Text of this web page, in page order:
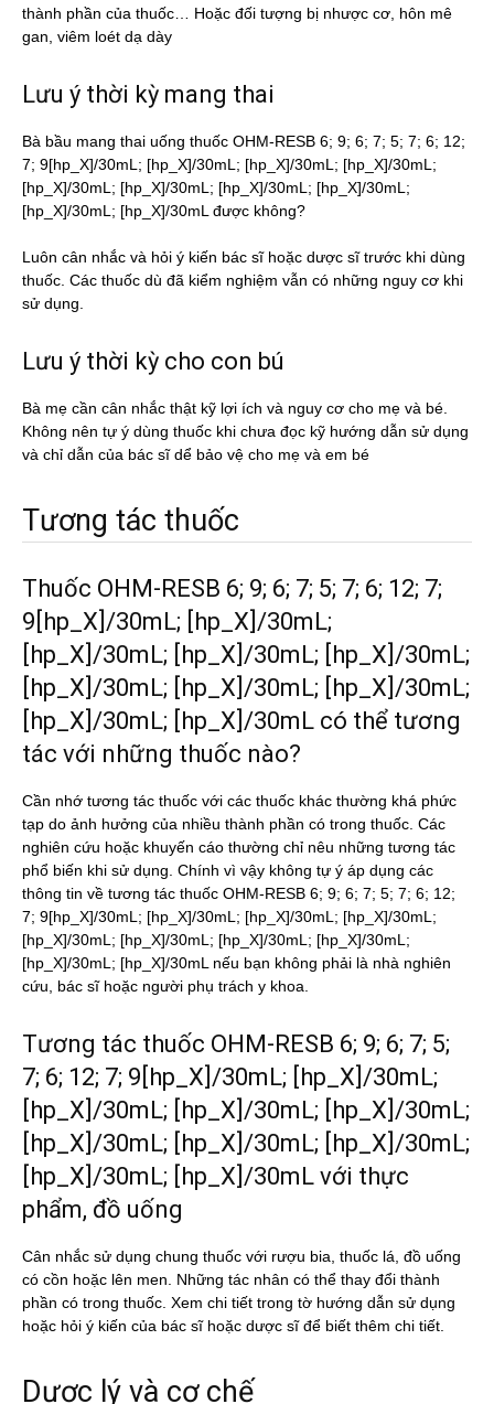
thành phần của thuốc… Hoặc đối tượng bị nhược cơ, hôn mê
gan, viêm loét dạ dày
Lưu ý thời kỳ mang thai
Bà bầu mang thai uống thuốc OHM-RESB 6; 9; 6; 7; 5; 7; 6; 12;
7; 9[hp_X]/30mL; [hp_X]/30mL; [hp_X]/30mL; [hp_X]/30mL;
[hp_X]/30mL; [hp_X]/30mL; [hp_X]/30mL; [hp_X]/30mL;
[hp_X]/30mL; [hp_X]/30mL được không?
Luôn cân nhắc và hỏi ý kiến bác sĩ hoặc dược sĩ trước khi dùng
thuốc. Các thuốc dù đã kiểm nghiệm vẫn có những nguy cơ khi
sử dụng.
Lưu ý thời kỳ cho con bú
Bà mẹ cần cân nhắc thật kỹ lợi ích và nguy cơ cho mẹ và bé.
Không nên tự ý dùng thuốc khi chưa đọc kỹ hướng dẫn sử dụng
và chỉ dẫn của bác sĩ dể bảo vệ cho mẹ và em bé
Tương tác thuốc
Thuốc OHM-RESB 6; 9; 6; 7; 5; 7; 6; 12; 7;
9[hp_X]/30mL; [hp_X]/30mL;
[hp_X]/30mL; [hp_X]/30mL; [hp_X]/30mL;
[hp_X]/30mL; [hp_X]/30mL; [hp_X]/30mL;
[hp_X]/30mL; [hp_X]/30mL có thể tương
tác với những thuốc nào?
Cần nhớ tương tác thuốc với các thuốc khác thường khá phức
tạp do ảnh hưởng của nhiều thành phần có trong thuốc. Các
nghiên cứu hoặc khuyến cáo thường chỉ nêu những tương tác
phổ biến khi sử dụng. Chính vì vậy không tự ý áp dụng các
thông tin về tương tác thuốc OHM-RESB 6; 9; 6; 7; 5; 7; 6; 12;
7; 9[hp_X]/30mL; [hp_X]/30mL; [hp_X]/30mL; [hp_X]/30mL;
[hp_X]/30mL; [hp_X]/30mL; [hp_X]/30mL; [hp_X]/30mL;
[hp_X]/30mL; [hp_X]/30mL nếu bạn không phải là nhà nghiên
cứu, bác sĩ hoặc người phụ trách y khoa.
Tương tác thuốc OHM-RESB 6; 9; 6; 7; 5;
7; 6; 12; 7; 9[hp_X]/30mL; [hp_X]/30mL;
[hp_X]/30mL; [hp_X]/30mL; [hp_X]/30mL;
[hp_X]/30mL; [hp_X]/30mL; [hp_X]/30mL;
[hp_X]/30mL; [hp_X]/30mL với thực
phẩm, đồ uống
Cân nhắc sử dụng chung thuốc với rượu bia, thuốc lá, đồ uống
có cồn hoặc lên men. Những tác nhân có thể thay đổi thành
phần có trong thuốc. Xem chi tiết trong tờ hướng dẫn sử dụng
hoặc hỏi ý kiến của bác sĩ hoặc dược sĩ để biết thêm chi tiết.
Dược lý và cơ chế